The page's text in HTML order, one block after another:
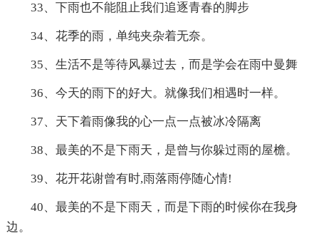
33、下雨也不能阻止我们追逐青春的脚步
34、花季的雨，单纯夹杂着无奈。
35、生活不是等待风暴过去，而是学会在雨中曼舞
36、今天的雨下的好大。就像我们相遇时一样。
37、天下着雨像我的心一点一点被冰冷隔离
38、最美的不是下雨天，是曾与你躲过雨的屋檐。
39、花开花谢曾有时,雨落雨停随心情!
40、最美的不是下雨天，而是下雨的时候你在我身
边。